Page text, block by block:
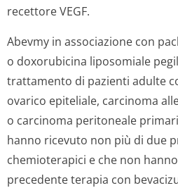
recettore VEGF.
Abevmy in associazione con
o doxorubicina liposomiale
trattamento di pazienti adulte
ovarico epiteliale, carcinoma
o carcinoma peritoneale
hanno ricevuto non più di due
chemioterapici e che non
precedente terapia con